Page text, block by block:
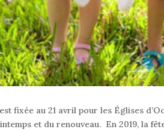
est fixée au 21 avril pour les Églises
et du renouveau. En 2019, la